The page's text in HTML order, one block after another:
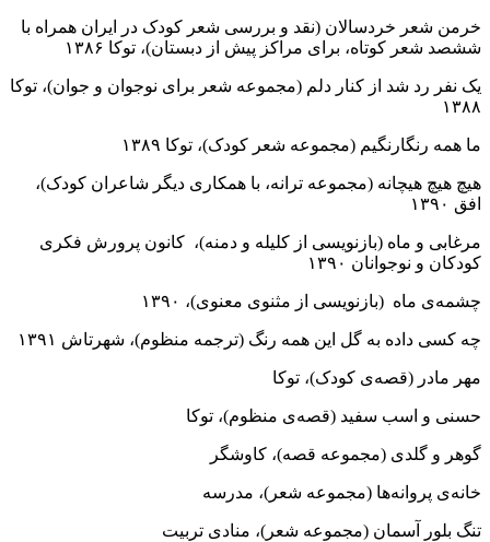
خرمن شعر خردسالان (نقد و بررسی شعر کودک در ایران همراه با
ششصد شعر کوتاه، برای مراکز پیش از دبستان)، توکا ۱۳۸۶
یک نفر رد شد از کنار دلم (مجموعه شعر برای نوجوان و جوان)، توکا
۱۳۸۸
ما همه رنگارنگیم (مجموعه شعر کودک)، توکا ۱۳۸۹
هیچ هیچ هیچانه (مجموعه ترانه، با همکاری دیگر شاعران کودک)،
افق ۱۳۹۰
مرغابی و ماه (بازنویسی از کلیله و دمنه)، کانون پرورش فکری
کودکان و نوجوانان ۱۳۹۰
چشمه‌ی ماه (بازنویسی از مثنوی معنوی)، ۱۳۹۰
چه کسی داده به گل این همه رنگ (ترجمه منظوم)، شهرتاش ۱۳۹۱
مهر مادر (قصه‌ی کودک)، توکا
حسنی و اسب سفید (قصه‌ی منظوم)، توکا
گوهر و گلدی (مجموعه قصه)، کاوشگر
خانه‌ی پروانه‌ها (مجموعه شعر)، مدرسه
تنگ بلور آسمان (مجموعه شعر)، منادی تربیت